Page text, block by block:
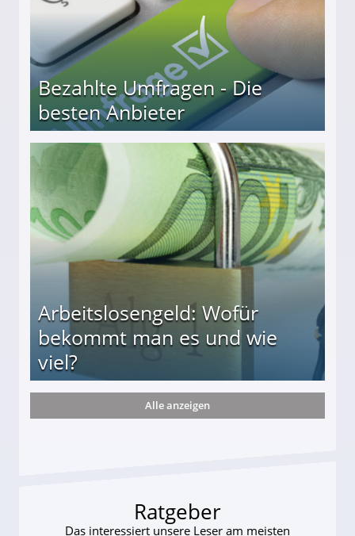
Bezahlte Umfragen - Die
besten Anbieter
Arbeitslosengeld: Wofür
bekommt man es und wie
viel?
und wie viel?
Alle anzeigen
Ratgeber
Das interessiert unsere Leser am meisten